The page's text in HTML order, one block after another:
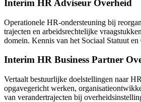
Interim HR Adviseur Overheid
Operationele HR-ondersteuning bij
trajecten en arbeidsrechtelijke
domein. Kennis van het Sociaal Statuut en
Interim HR Business Partner
Vertaalt bestuurlijke doelstellingen naar
opgavegericht werken,
van verandertrajecten bij